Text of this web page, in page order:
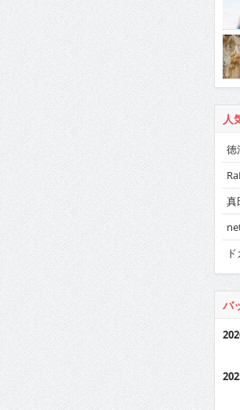
人
徳
真
バ